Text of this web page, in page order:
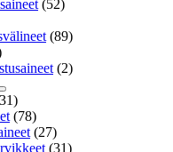
(52)
(89)
(2)
(78)
(27)
(31)